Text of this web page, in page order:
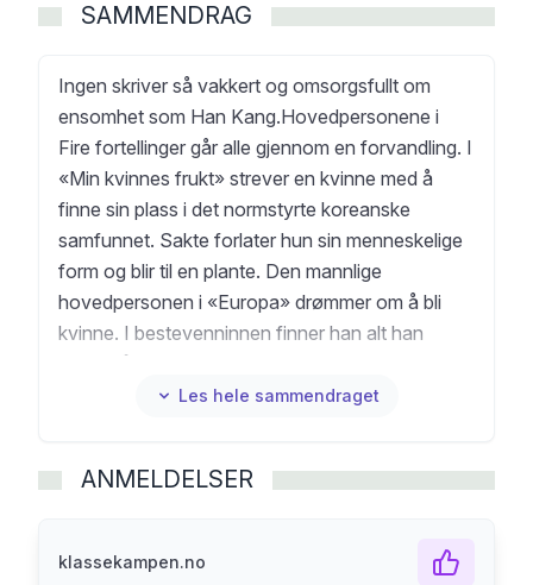
SAMMENDRAG
Ingen skriver så vakkert og omsorgsfullt om
ensomhet som Han Kang.Hovedpersonene i
Fire fortellinger går alle gjennom en forvandling. I
«Min kvinnes frukt» strever en kvinne med å
finne sin plass i det normstyrte koreanske
samfunnet. Sakte forlater hun sin menneskelige
form og blir til en plante. Den mannlige
hovedpersonen i «Europa» drømmer om å bli
kvinne. I bestevenninnen finner han alt han
med et merkelig brannsår. De fysiske smertene
fragmenter, så poetisk og sanselig som bare Han
Les hele sammendraget
ANMELDELSER
klassekampen.no